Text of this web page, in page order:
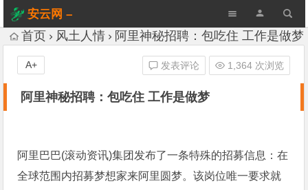
安云网 –
AnYun.ORG
首页 风土人情 阿里神秘招聘：包吃住 工作是做梦
阿里神秘招聘：包吃住 工作是做梦
发表评论 1,364 次浏览
A+
阿里巴巴(滚动资讯)集团发布了一条特殊的招募信息：在
全球范围内招募梦想家来阿里圆梦。该岗位唯一要求就